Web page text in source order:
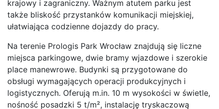
krajowy i zagraniczny. Ważnym atutem parku jest
także bliskość przystanków komunikacji miejskiej,
ułatwiająca codzienne dojazdy do pracy.
Na terenie Prologis Park Wrocław znajdują się liczne
miejsca parkingowe, dwie bramy wjazdowe i szerokie
place manewrowe. Budynki są przygotowane do
obsługi wymagających operacji produkcyjnych i
logistycznych. Oferują m.in. 10 m wysokości w świetle,
nośność posadzki 5 t/m², instalację tryskaczową